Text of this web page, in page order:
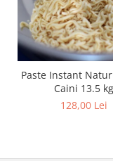
Paste Instant
Caini 13.5 kg
128,00 Lei